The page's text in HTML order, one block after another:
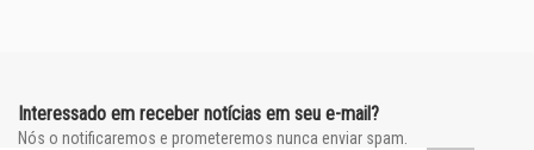
Interessado em receber notícias em seu e-mail?
Nós o notificaremos e prometeremos nunca enviar spam.